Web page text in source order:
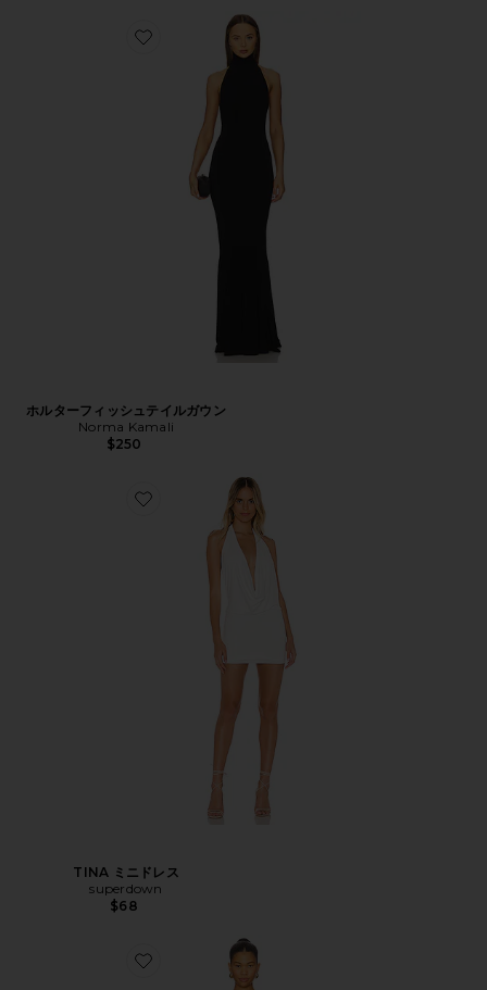
ホルターフィッシュテイルガウン
Norma Kamali
$250
TINA ミニドレス
superdown
$68